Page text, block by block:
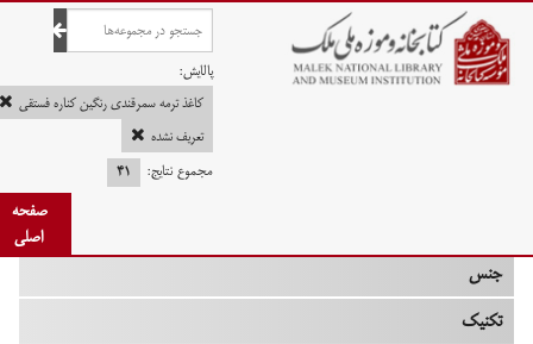
صفحه اصلی
پالایش:
کاغذ ترمه سمرقندی رنگین کناره فستقی
تعریف نشده
مجموع نتایج:
۴۱
صفحه
اصلی
جنس
تکنیک